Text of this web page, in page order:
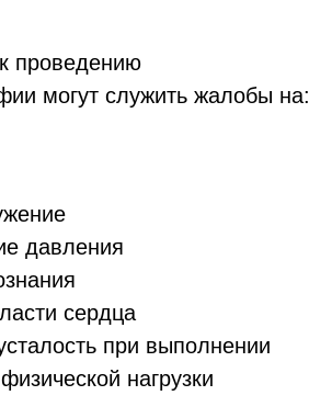
проведению
могут служить жалобы на:
давления
сердца
при выполнении
нагрузки